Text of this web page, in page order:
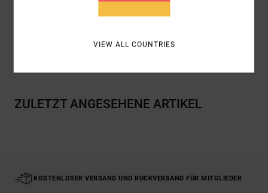
ZULETZT ANGESEHENE ARTIKEL
KOSTENLOSER VERSAND UND RÜCKVERSAND FÜR MITGLIEDER
VIEW ALL COUNTRIES